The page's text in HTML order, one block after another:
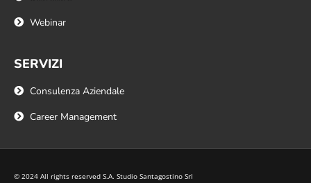
Webinar
SERVIZI
Consulenza Aziendale
Career Management
© 2024 All rights reserved S.A. Studio Santagostino Srl